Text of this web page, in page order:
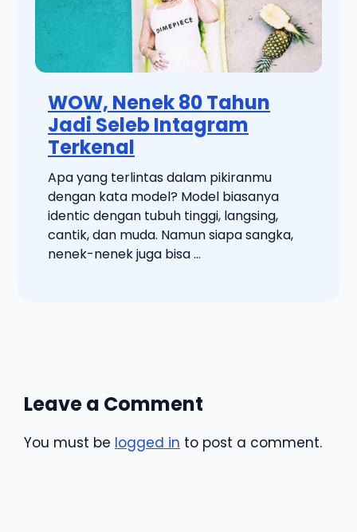
WOW, Nenek 80 Tahun
Jadi Seleb Intagram
Terkenal
Apa yang terlintas dalam pikiranmu
dengan kata model? Model biasanya
identic dengan tubuh tinggi, langsing,
cantik, dan muda. Namun siapa sangka,
nenek-nenek juga bisa ...
Leave a Comment
You must be logged in to post a comment.